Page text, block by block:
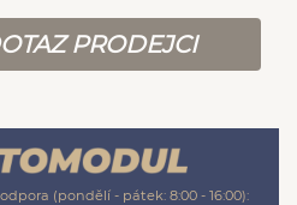
PRODEJCI
(pondělí - pátek: 8:00 - 16:00):